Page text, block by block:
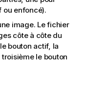
ou enfoncé).
image. Le fichier
côte à côte du
bouton actif, la
le bouton